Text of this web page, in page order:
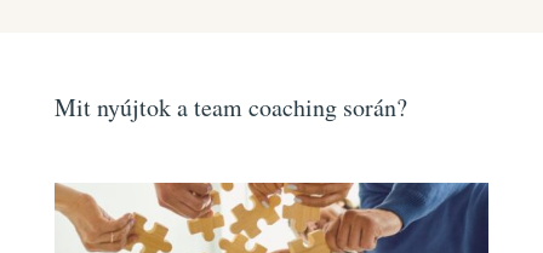
Mit nyújtok a team coaching során?